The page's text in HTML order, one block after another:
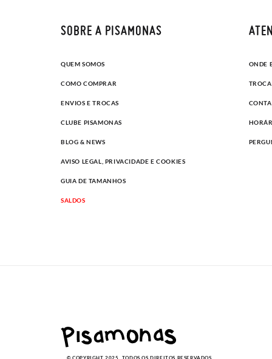
SOBRE A PISAMONAS
QUEM SOMOS
COMO COMPRAR
ENVIOS E TROCAS
CLUBE PISAMONAS
BLOG & NEWS
AVISO LEGAL, PRIVACIDADE E COOKIES
GUIA DE TAMANHOS
SALDOS
ONDE
© COPYRIGHT 2025. TODOS OS DIREITOS RESERVADOS.